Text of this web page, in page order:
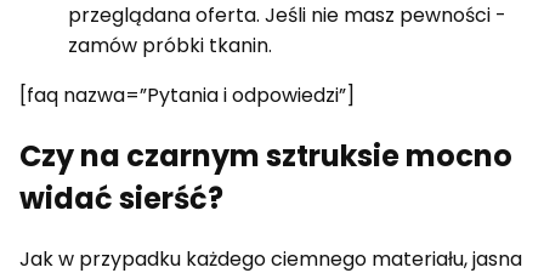
przeglądana oferta. Jeśli nie masz pewności -
zamów próbki tkanin.
[faq nazwa=”Pytania i odpowiedzi”]
Czy na czarnym sztruksie mocno
widać sierść?
Jak w przypadku każdego ciemnego materiału, jasna